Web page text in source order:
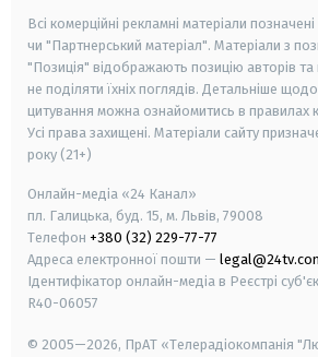
Всі комерційні рекламні матеріали
чи "Партнерський матеріал". Матеріали з
"Позиція" відображають позицію авторів
не поділяти їхніх поглядів. Детальніше
цитування можна ознайомитись в правилах
Усі права захищені. Матеріали сайту
року (21+)
Онлайн-медіа «24 Канал»
пл. Галицька, буд. 15, м. Львів, 79008
Телефон +380 (32) 229-77-77
Адреса електронної пошти —
Ідентифікатор онлайн-медіа в Реєстрі
R40-06057
© 2005—2026, ПрАТ «Телерадіокомпанія